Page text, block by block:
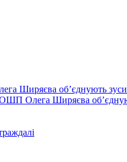
Олега Ширяєва